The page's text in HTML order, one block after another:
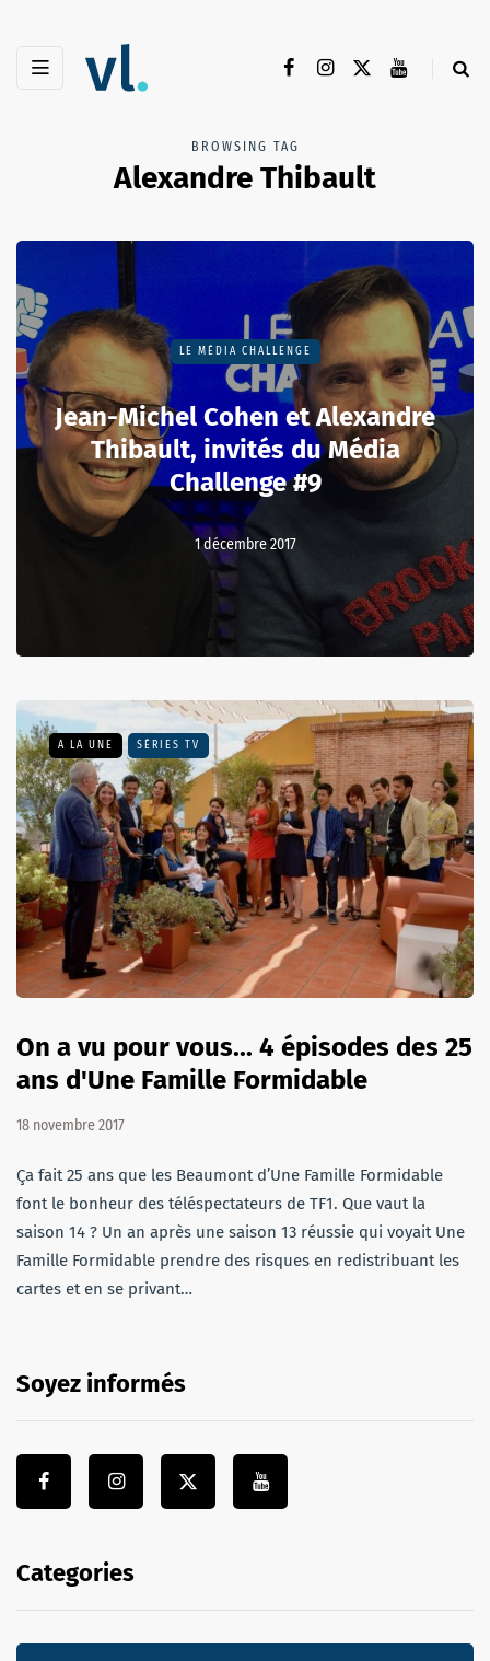
BROWSING TAG
Alexandre Thibault
LE MÉDIA CHALLENGE
Jean-Michel Cohen et Alexandre
Thibault, invités du Média
Challenge #9
1 décembre 2017
A LA UNE SÉRIES TV
On a vu pour vous... 4 épisodes des 25
ans d'Une Famille Formidable
18 novembre 2017
Ça fait 25 ans que les Beaumont d’Une Famille Formidable
font le bonheur des téléspectateurs de TF1. Que vaut la
saison 14 ? Un an après une saison 13 réussie qui voyait Une
Famille Formidable prendre des risques en redistribuant les
cartes et en se privant…
Soyez informés
Categories